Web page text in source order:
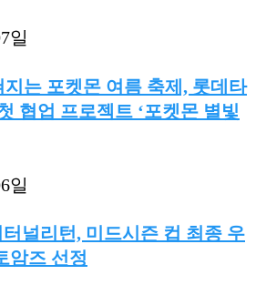
일
는 포켓몬 여름 축제, 롯데타
협업 프로젝트 ‘포켓몬 별빛
일
터널리턴, 미드시즌 컵 최종 우
암즈 선정